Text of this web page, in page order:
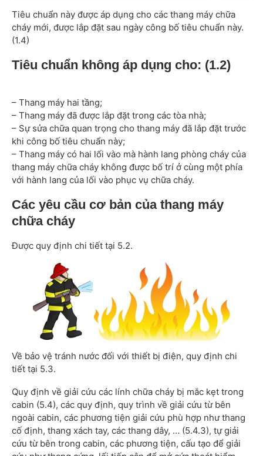
Tiêu chuẩn này được áp dụng cho các thang máy chữa
cháy mới, được lắp đặt sau ngày công bố tiêu chuẩn này.
(1.4)
Tiêu chuẩn không áp dụng cho: (1.2)
– Thang máy hai tầng;
– Thang máy đã được lắp đặt trong các tòa nhà;
– Sự sửa chữa quan trọng cho thang máy đã lắp đặt trước
khi công bố tiêu chuẩn này;
– Thang máy có hai lối vào mà hành lang phòng cháy của
thang máy chữa cháy không được bố trí ở cùng một phía
với hành lang của lối vào phục vụ chữa cháy.
Các yêu cầu cơ bản của thang máy
chữa cháy
Được quy định chi tiết tại 5.2.
Về bảo vệ tránh nước đối với thiết bị điện, quy định chi
tiết tại 5.3.
Quy định về giải cứu các lính chữa cháy bị mắc kẹt trong
cabin (5.4), các quy định, quy trình về giải cứu từ bên
ngoài cabin, các phương tiện giải cứu phù hợp như thang
cố định, thang xách tay, các thang dây, … (5.4.3), tự giải
cứu từ bên trong cabin, các phương tiện, cấu tạo để giải